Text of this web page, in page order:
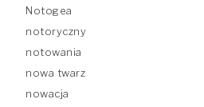
Notogea
notoryczny
notowania
nowa twarz
nowacja